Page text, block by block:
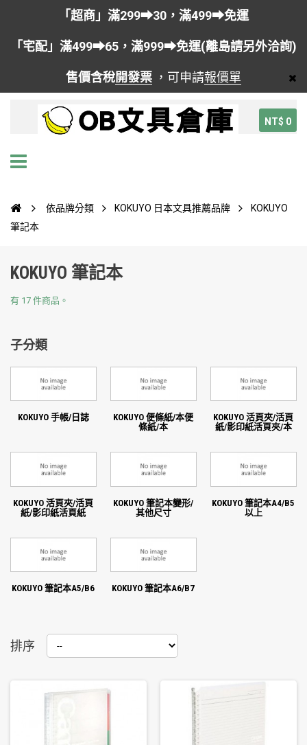
「超商」滿299➡30，滿499➡免運
「宅配」滿499➡65，滿999➡免運(離島請另外洽詢)
售價含稅開發票 ，可申請報價單
NT$ 0
依品牌分類 KOKUYO 日本文具推薦品牌
KOKUYO
筆記本
KOKUYO 筆記本
有 17 件商品。
子分類
KOKUYO 手帳/日誌
KOKUYO 便條紙/本便
條紙/本
KOKUYO 活頁夾/活頁
紙/影印紙活頁夾/本
KOKUYO 活頁夾/活頁
紙/影印紙活頁紙
KOKUYO 筆記本變形/
其他尺寸
KOKUYO 筆記本A4/B5
以上
KOKUYO 筆記本A5/B6 KOKUYO 筆記本A6/B7
排序